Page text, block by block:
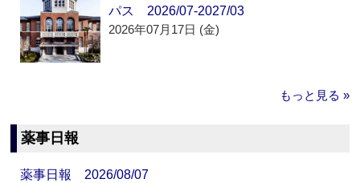
パス 2026/07-2027/03
2026年07月17日 (金)
もっと見る »
薬事日報
薬事日報 2026/08/07